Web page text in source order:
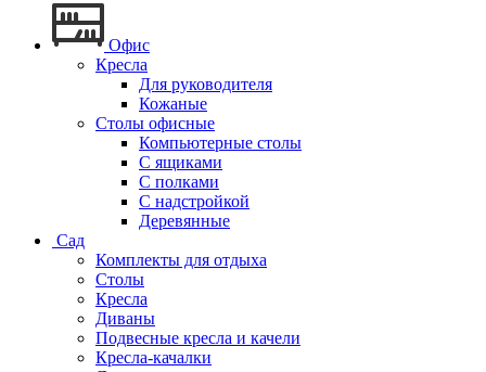
Офис
Кресла
Для руководителя
Кожаные
Столы офисные
Компьютерные столы
С ящиками
С полками
С надстройкой
Деревянные
Сад
Комплекты для отдыха
Столы
Кресла
Диваны
Подвесные кресла и качели
Кресла-качалки